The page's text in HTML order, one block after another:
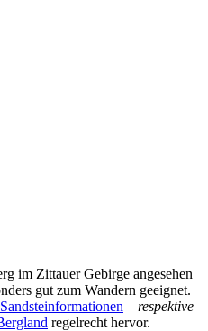
im Zittauer Gebirge angesehen
gut zum Wandern geeignet.
Sandsteinformationen – respektive
regelrecht hervor.